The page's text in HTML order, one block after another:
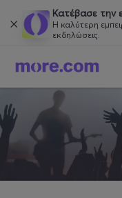
Κατέβασε την
Η καλύτερη
εκδηλώσεις.